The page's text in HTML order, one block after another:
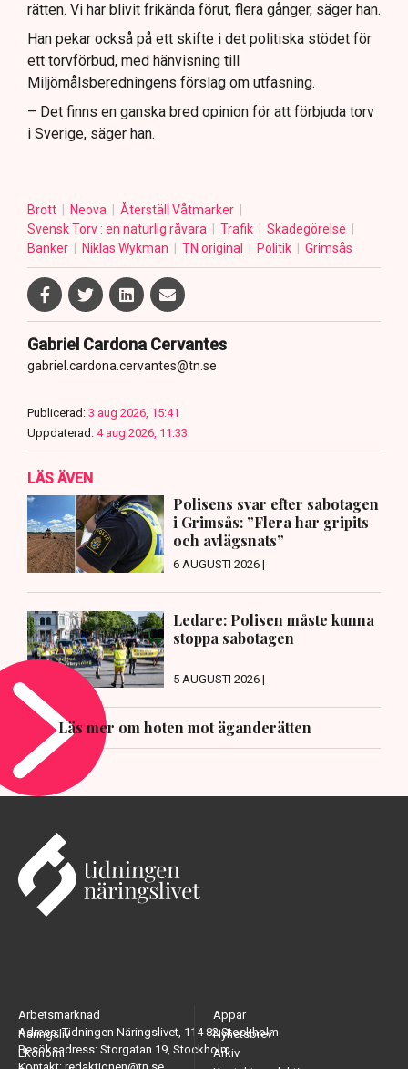
rätten. Vi har blivit frikända förut, flera gånger, säger han.
Han pekar också på ett skifte i det politiska stödet för
ett torvförbud, med hänvisning till
Miljömålsberedningens förslag om utfasning.
– Det finns en ganska bred opinion för att förbjuda torv
i Sverige, säger han.
Brott Neova
Återställ Våtmarker
Svensk Torv : en naturlig råvara
Trafik
Skadegörelse
Banker
Niklas Wykman TN original Politik Grimsås
Gabriel Cardona Cervantes
gabriel.cardona.cervantes@tn.se
Publicerad: 3 aug 2026, 15:41
Uppdaterad: 4 aug 2026, 11:33
LÄS ÄVEN
Polisens svar efter sabotagen
i Grimsås: ”Flera har gripits
och avlägsnats”
6 AUGUSTI 2026 |
Ledare: Polisen måste kunna
stoppa sabotagen
5 AUGUSTI 2026 |
Läs mer om hoten mot äganderätten
Adress: Tidningen Näringslivet, 114 82 Stockholm
Besöksadress: Storgatan 19, Stockholm
Arbetsmarknad
Näringsliv
Ekonomi
Appar
Nyhetsbrev
Arkiv